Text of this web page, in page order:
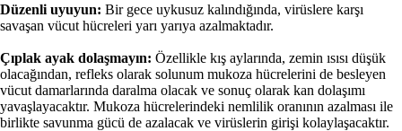
Düzenli uyuyun: Bir gece uykusuz kalındığında, virüslere karşı
savaşan vücut hücreleri yarı yarıya azalmaktadır.
Çıplak ayak dolaşmayın: Özellikle kış aylarında, zemin ısısı düşük
olacağından, refleks olarak solunum mukoza hücrelerini de besleyen
vücut damarlarında daralma olacak ve sonuç olarak kan dolaşımı
yavaşlayacaktır. Mukoza hücrelerindeki nemlilik oranının azalması ile
birlikte savunma gücü de azalacak ve virüslerin girişi kolaylaşacaktır.